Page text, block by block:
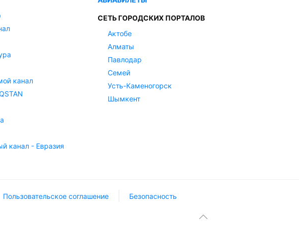
канал
канал - Евразия
СЕТЬ ГОРОДСКИХ ПОРТАЛОВ
Актобе
Алматы
Павлодар
Семей
Усть-Каменогорск
Шымкент
Пользовательское соглашение Безопасность